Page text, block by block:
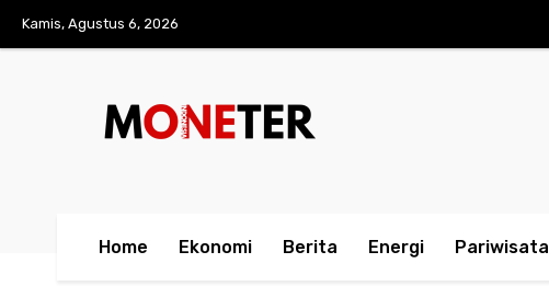
Kamis, Agustus 6, 2026
Home Ekonomi Berita Energi Pariwisata